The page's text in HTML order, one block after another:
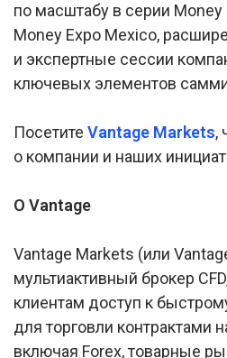
по масштабу в серии Money
Money Expo Mexico,
и экспертные сессии
ключевых элементов
Посетите Vantage Markets,
о компании и наших
О Vantage
Vantage Markets (или
мультиактивный брокер
клиентам доступ к
для торговли контрактами
включая Forex, товарные